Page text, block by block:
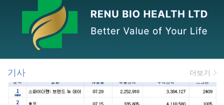
기사 더보기